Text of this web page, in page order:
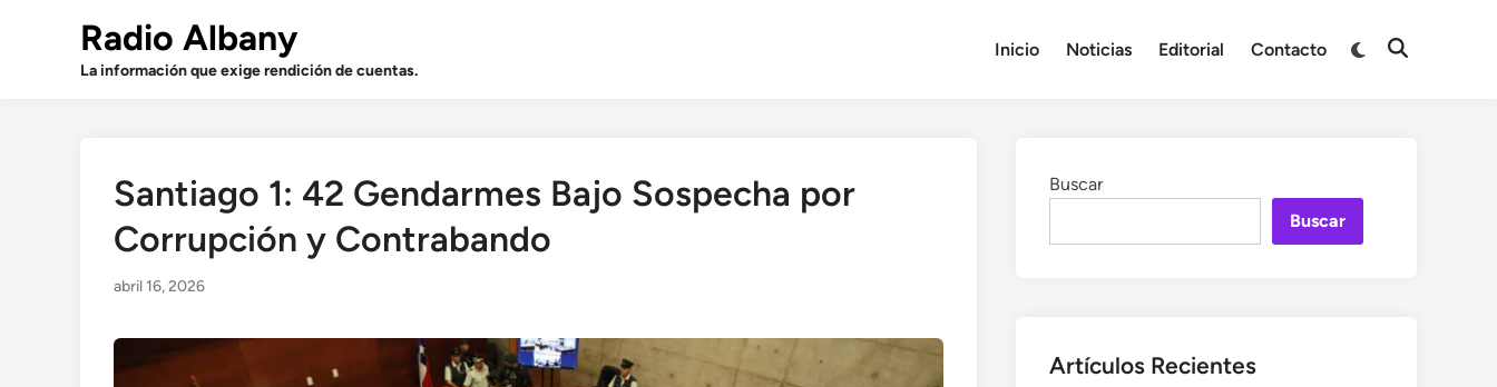
Radio Albany
La información que exige rendición de cuentas.
Inicio Noticias Editorial Contacto
Cambiar
Abrir
Santiago 1: 42 Gendarmes Bajo Sospecha por
Corrupción y Contrabando
abril 16, 2026
Buscar
Buscar
Artículos Recientes